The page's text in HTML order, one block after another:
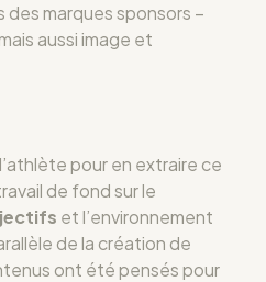
marques sponsors –
aussi image et
pour en extraire ce
de fond sur le
et l’environnement
de la création de
ont été pensés pour